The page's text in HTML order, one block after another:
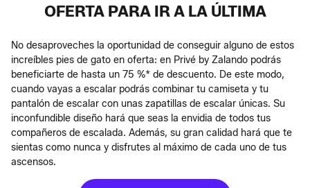
OFERTA PARA IR A LA ÚLTIMA
No desaproveches la oportunidad de conseguir alguno de estos
increíbles pies de gato en oferta: en Privé by Zalando podrás
beneficiarte de hasta un 75 %* de descuento. De este modo,
cuando vayas a escalar podrás combinar tu camiseta y tu
pantalón de escalar con unas zapatillas de escalar únicas. Su
inconfundible diseño hará que seas la envidia de todos tus
compañeros de escalada. Además, su gran calidad hará que te
sientas como nunca y disfrutes al máximo de cada uno de tus
ascensos.